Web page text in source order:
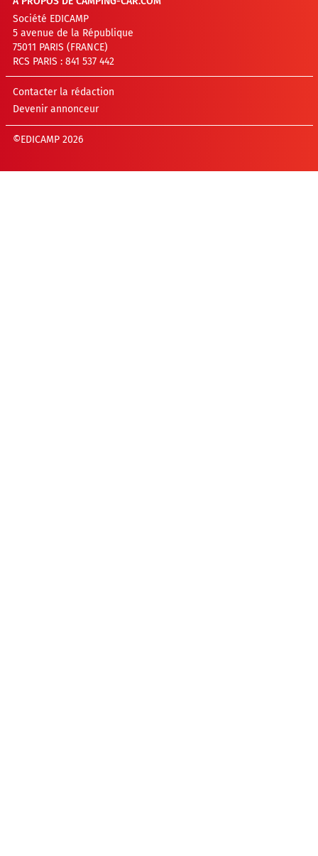
Société EDICAMP
5 avenue de la République
75011 PARIS (FRANCE)
RCS PARIS : 841 537 442
Contacter la rédaction
Devenir annonceur
©EDICAMP 2026